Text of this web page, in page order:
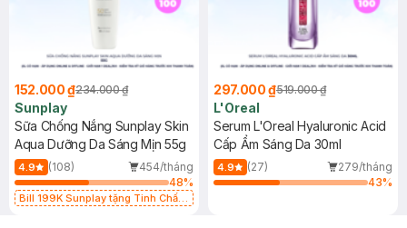
152.000 ₫234.000 ₫
Sunplay
Sữa Chống Nắng Sunplay Skin
Aqua Dưỡng Da Sáng Mịn 55g
4.9 (108)
454/tháng
48%
Bill 199K Sunplay tặng Tinh Chất
297.000 ₫519.000 ₫
L'Oreal
Serum L'Oreal Hyaluronic Acid
Cấp Ẩm Sáng Da 30ml
4.9 (27)
279/tháng
43%